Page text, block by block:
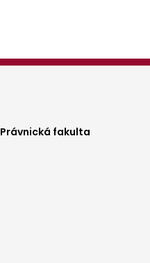
Právnická fakulta